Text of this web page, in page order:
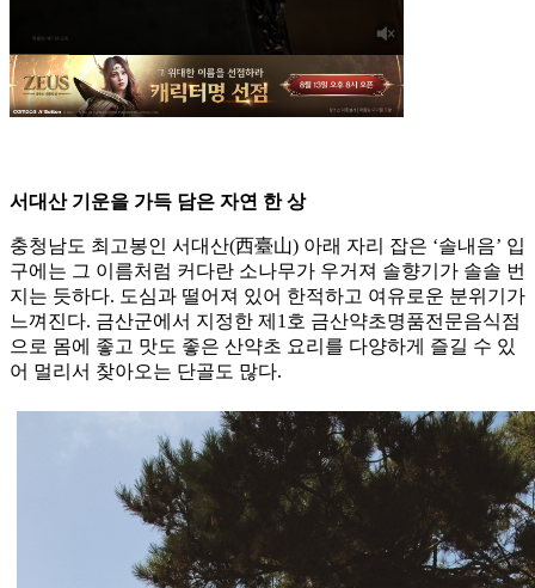
서대산 기운을 가득 담은 자연 한 상
충청남도 최고봉인 서대산(西臺山) 아래 자리 잡은 ‘솔내음’ 입
구에는 그 이름처럼 커다란 소나무가 우거져 솔향기가 솔솔 번
지는 듯하다. 도심과 떨어져 있어 한적하고 여유로운 분위기가
느껴진다. 금산군에서 지정한 제1호 금산약초명품전문음식점
으로 몸에 좋고 맛도 좋은 산약초 요리를 다양하게 즐길 수 있
어 멀리서 찾아오는 단골도 많다.